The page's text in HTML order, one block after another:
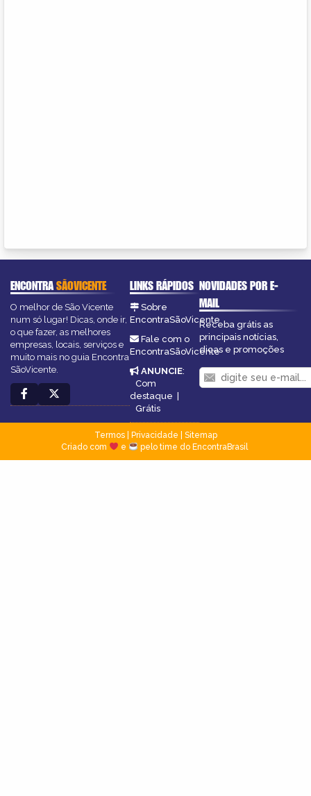
ENCONTRASÃOVICENTE
O melhor de São Vicente
num só lugar! Dicas, onde ir,
o que fazer, as melhores
empresas, locais, serviços e
muito mais no guia Encontra
SãoVicente.
LINKS RÁPIDOS
Sobre
EncontraSãoVicente
Fale com o
EncontraSãoVicente
ANUNCIE:
Com
destaque
Grátis
NOVIDADES POR E-
MAIL
Receba grátis as
principais notícias,
dicas e promoções
Termos| Privacidade
Sitemap
Criado com
e pelo time do EncontraBrasil